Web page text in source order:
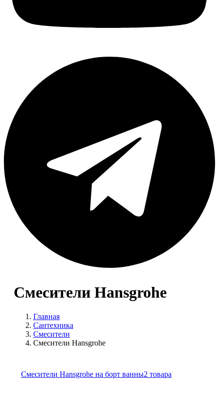
Смесители Hansgrohe
Главная
Сантехника
Смесители
Смесители Hansgrohe
Смесители Hansgrohe на борт ванны2 товара